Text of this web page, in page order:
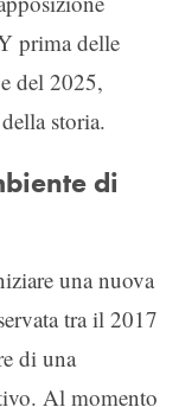
prima delle
del 2025,
storia.
di
una nuova
tra il 2017
di una
Al momento